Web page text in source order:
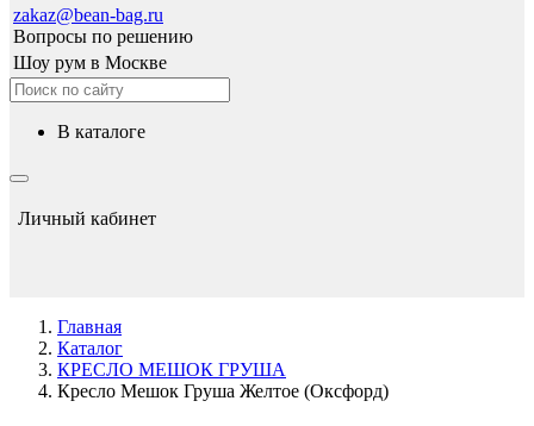
zakaz@bean-bag.ru
Вопросы по решению
Шоу рум в Москве
в каталоге
Личный кабинет
Главная
Каталог
КРЕСЛО МЕШОК ГРУША
Кресло Мешок Груша Желтое (Оксфорд)